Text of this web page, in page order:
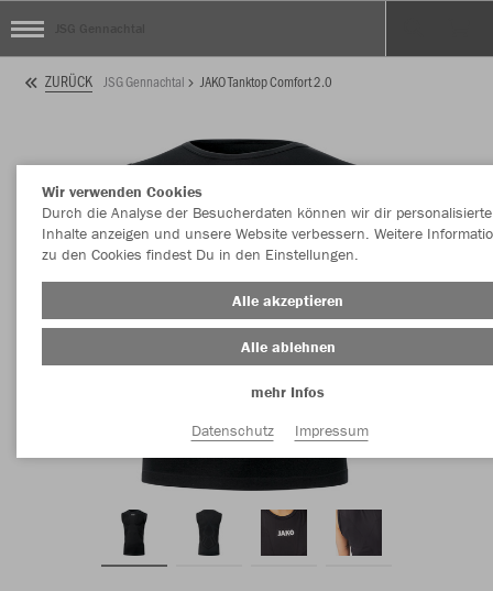
ZURÜCK JSG Gennachtal JAKO Tanktop Comfort 2.0
Wir verwenden Cookies
Durch die Analyse der Besucherdaten können wir dir personalisierte
Inhalte anzeigen und unsere Website verbessern. Weitere
zu den Cookies findest Du in den Einstellungen.
Alle akzeptieren
Alle ablehnen
mehr Infos
Datenschutz
Impressum